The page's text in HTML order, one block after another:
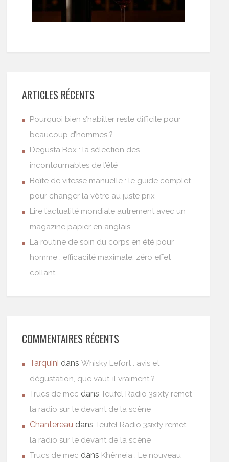
ARTICLES RÉCENTS
Pourquoi bien s’habiller reste difficile pour
beaucoup d’hommes ?
Degusta Box : la sélection des
incontournables de l’été
Boîte de vitesse manuelle : le guide complet
pour changer la vôtre au juste prix
Lire l’actualité mondiale autrement avec un
magazine papier en anglais
La routine de soin du corps en été pour
homme : efficacité maximale, zéro effet
collant
COMMENTAIRES RÉCENTS
Tarquini dansWhisky Lefort : avis et
dégustation, que vaut-il vraiment ?
Trucs de mec dansTeufel Radio 3sixty remet
la radio sur le devant de la scène
Chantereau dansTeufel Radio 3sixty remet
la radio sur le devant de la scène
Trucs de mec dans Khêmeia : Le nouveau